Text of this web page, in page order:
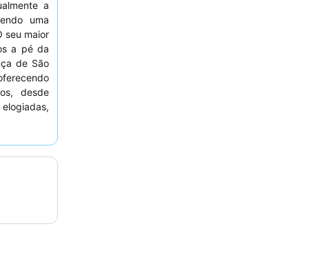
a
uma
seu maior
a pé da
de São
desde